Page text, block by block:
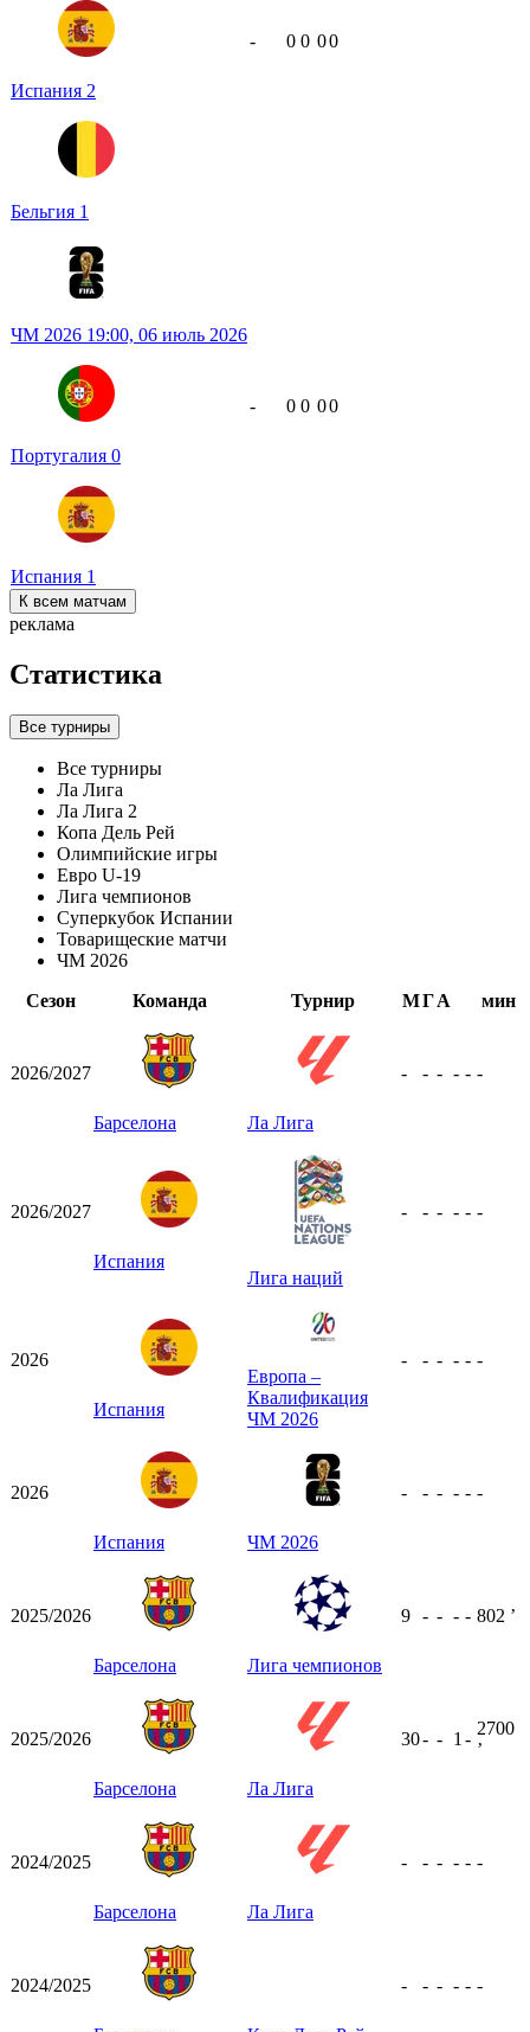
Испания 2
Бельгия 1
- 0 0 00
ЧМ 2026 19:00, 06 июль 2026
Португалия 0
Испания 1
- 0 0 00
К всем матчам
реклама
Статистика
Все турниры
Все турниры
Ла Лига
Ла Лига 2
Копа Дель Рей
Олимпийские игры
Евро U-19
Лига чемпионов
Суперкубок Испании
Товарищеские матчи
ЧМ 2026
Сезон
Команда Турнир МГА мин
2026/2027
Барселона Ла Лига
- - - - - -
2026/2027
Испания
Лига наций
- - - - - -
2026
Испания
Европа –
Квалификация
ЧМ 2026
- - - - - -
2026
Испания ЧМ 2026
- - - - - -
2025/2026
Барселона Лига чемпионов
9 - - - - 802 ʼ
2025/2026
Барселона Ла Лига
30- - 1 -
2700
ʼ
2024/2025
Барселона Ла Лига
- - - - - -
2024/2025 - - - - - -